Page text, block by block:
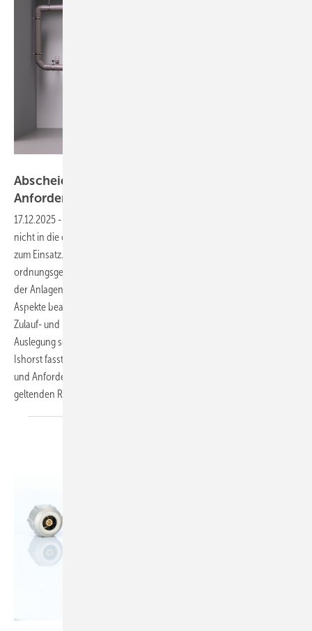
Abscheideranlagen für Fette – Teil 1:
Anforderungen
17.12.2025 -
nicht in die öffentliche Kanalisation gelangt, kommen Fettabscheider
zum Einsatz. Sorgfältige Planung, fachgerechter Einbau und
ordnungsgemäßer Betrieb sind für eine störungsfreie Funktionsweise
der Anlagen von entscheidender Bedeutung. Dabei müssen viele
Aspekte beachtet werden, etwa die normgerechte Verlegung der
Zulauf- und Lüftungsleitungen, der Rückstauschutz, die korrekte
Auslegung sowie die fachkundige Inspektion und Wartung. Bernd
Ishorst fasst in Teil 1 des zweiteiligen Beitrags die wichtigsten Begriffe
und Anforderungen für den Einsatz von Fettabscheidern gemäß den
geltenden Regelwerken